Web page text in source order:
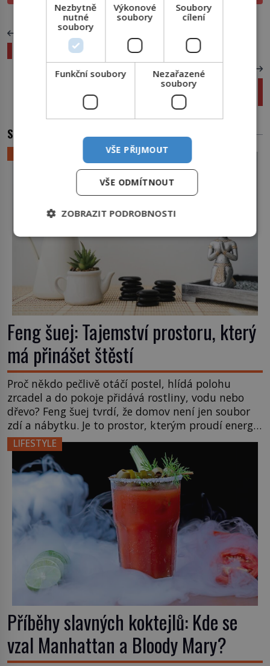
PŘEDCHOZÍ ČLÁNEK
Dal sis vlastní gól? Následuje tvrdé probuzení
Nešťastný konec La Salleho výpravy: Velitele
čekala smrt z rukou jeho vlastních mužů
SOUVISEJÍCÍ ČLÁNKY
Feng šuej: Tajemství prostoru, který
má přinášet štěstí
Proč někdo pečlivě otáčí postel, hlídá polohu
zrcadel a do pokoje přidává rostliny, vodu nebo
dřevo? Feng šuej tvrdí, že domov není jen soubor
zdí a nábytku. Je to prostor, kterým proudí energie
čchi a jeho uspořádání může ovlivňovat, jak se v
něm člověk cítí. Feng šuej má kořeny ve staré Číně
a jeho historie […]
LIFESTYLE
Příběhy slavných koktejlů: Kde se
vzal Manhattan a Bloody Mary?
Nezbytně
nutné
soubory
Výkonové
soubory
Soubory
cílení
Funkční soubory
Nezařazené
soubory
VŠE PŘIJMOUT
VŠE ODMÍTNOUT
ZOBRAZIT PODROBNOSTI